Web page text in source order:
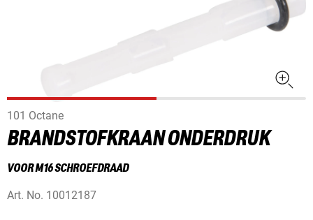
101 Octane
BRANDSTOFKRAAN ONDERDRUK
VOOR M16 SCHROEFDRAAD
Art. No. 10012187